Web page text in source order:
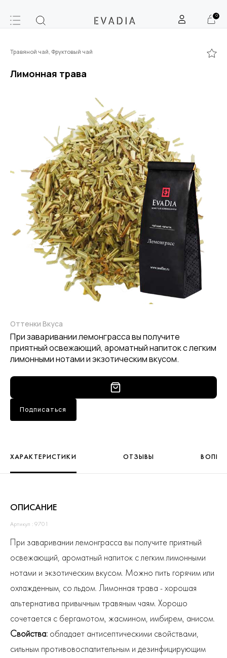
0
Травяной чай, Фруктовый чай
Лимонная трава
Оттенки Вкуса
При заваривании лемонграсса вы получите
приятный освежающий, ароматный напиток с легким
лимонными нотами и экзотическим вкусом.
Подписаться
ХАРАКТЕРИСТИКИ ОТЗЫВЫ
ОПИСАНИЕ
Артикул : 9701
При заваривании лемонграсса вы получите приятный
освежающий, ароматный напиток с легким лимонными
нотами и экзотическим вкусом. Можно пить горячим или
охлажденным, со льдом. Лимонная трава - хорошая
альтернатива привычным травяным чаям. Хорошо
сочетается с бергамотом, жасмином, имбирем, анисом.
Свойства: обладает антисептическими свойствами,
сильным противовоспалительным и дезинфицирующим